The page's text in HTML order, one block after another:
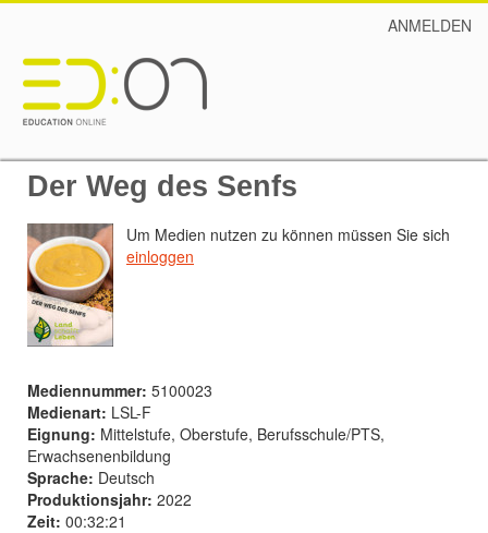
ANMELDEN
Der Weg des Senfs
Um Medien nutzen zu können müssen Sie sich
einloggen
Mediennummer: 5100023
Medienart: LSL-F
Eignung: Mittelstufe, Oberstufe, Berufsschule/PTS,
Erwachsenenbildung
Sprache: Deutsch
Produktionsjahr: 2022
Zeit: 00:32:21